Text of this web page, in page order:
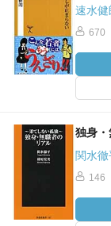
速水健
670
独身
関水
146